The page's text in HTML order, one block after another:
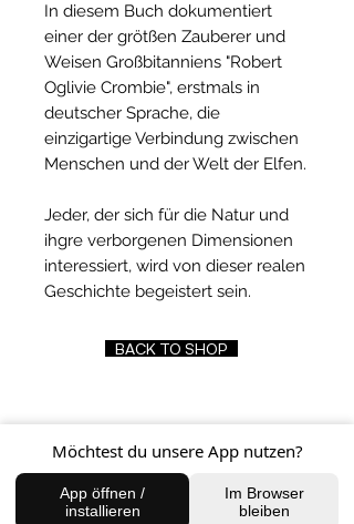
In diesem Buch dokumentiert
einer der grötßen Zauberer und
Weisen Großbitanniens "Robert
Oglivie Crombie", erstmals in
deutscher Sprache, die
einzigartige Verbindung zwischen
Menschen und der Welt der Elfen.
Jeder, der sich für die Natur und
ihgre verborgenen Dimensionen
interessiert, wird von dieser realen
Geschichte begeistert sein.
BACK TO SHOP
FIND US
Charlottenburg Studio
Möchtest du unsere App nutzen?
App öffnen /
installieren
Im Browser
bleiben